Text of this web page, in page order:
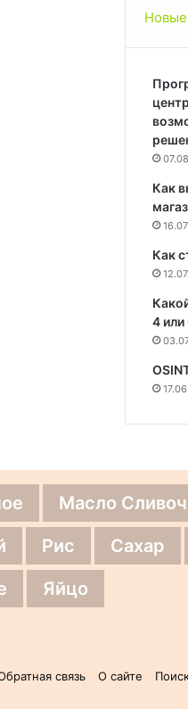
Новые
Как
Как
4
Масло
Рис Сахар
Яйцо
связь О сайте